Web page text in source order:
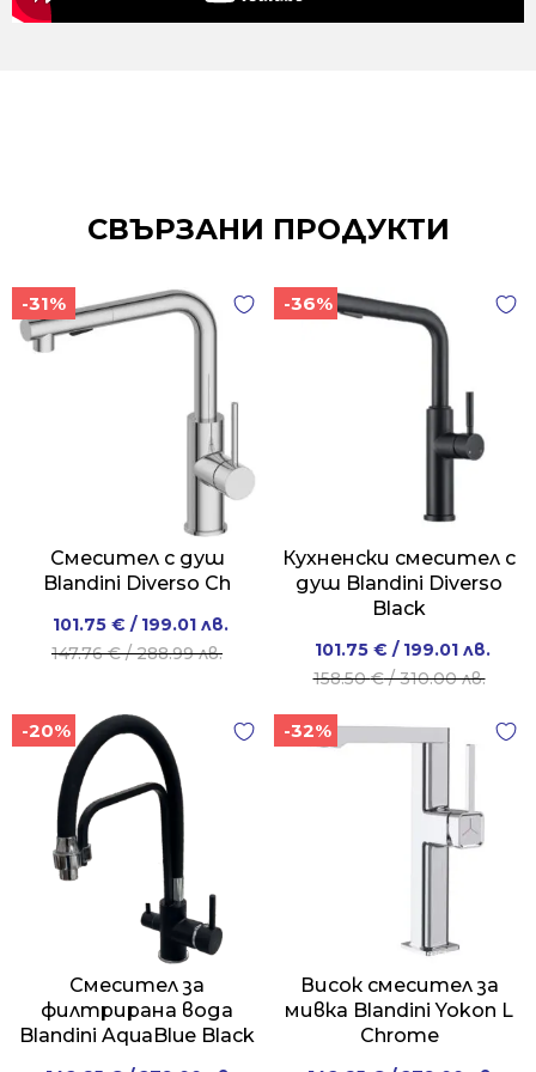
СВЪРЗАНИ ПРОДУКТИ
-31%
Смесител с душ
Blandini Diverso Ch
147.76€/ 288.99 лв.
Original
price
/
288.99 лв..
101.75 € / 199.01 лв.
Current
price
/
199.01 лв..
-36%
Кухненски смесител с
душ Blandini Diverso
Black
158.50€/ 310.00 лв.
Original
price
158.50 €
101.75 € / 199.01 лв.
Current
price
101.75 €
-20%
Смесител за
филтрирана вода
Blandini AquaBlue Black
-32%
Висок смесител за
мивка Blandini Yokon L
Chrome